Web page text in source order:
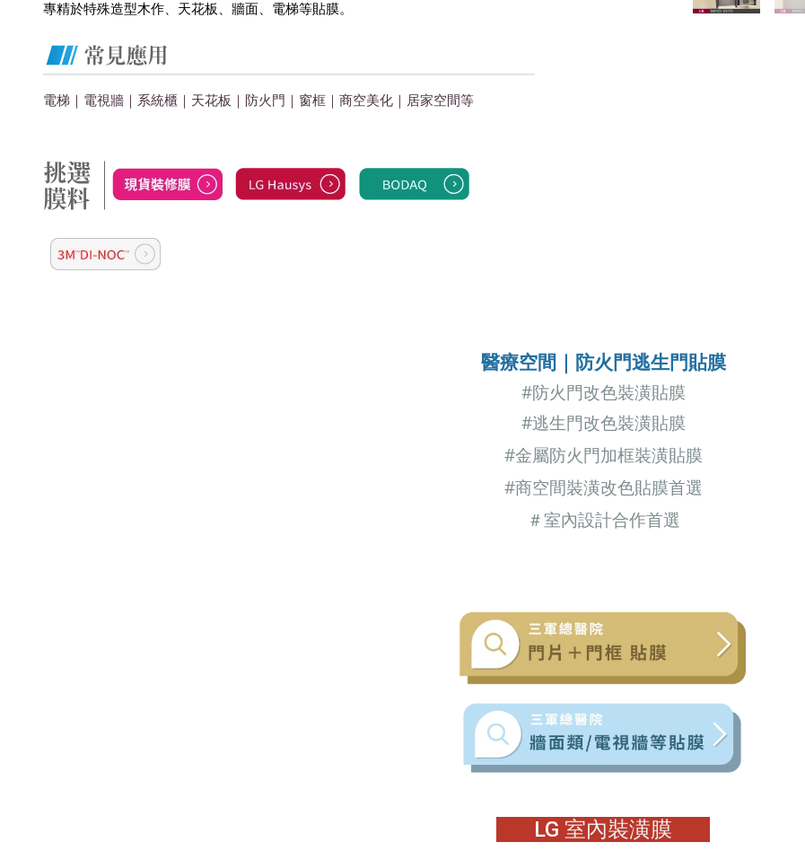
專精於特殊造型木作、天花板、牆面、電梯等貼膜。
電梯｜電視牆｜系統櫃｜天花板｜防火門｜窗框｜商空美化 ｜居家空間等
醫療空間｜ 防火門逃生門貼膜
#防火門改色裝潢貼膜
#逃生門改色裝潢貼膜
#金屬防火門加框裝潢貼膜
#商空間裝潢改色貼膜首選
＃室內設計合作首選
LG 室內裝潢膜